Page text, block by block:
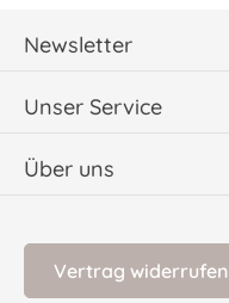
Newsletter
Unser Service
Über uns
Vertrag widerrufen